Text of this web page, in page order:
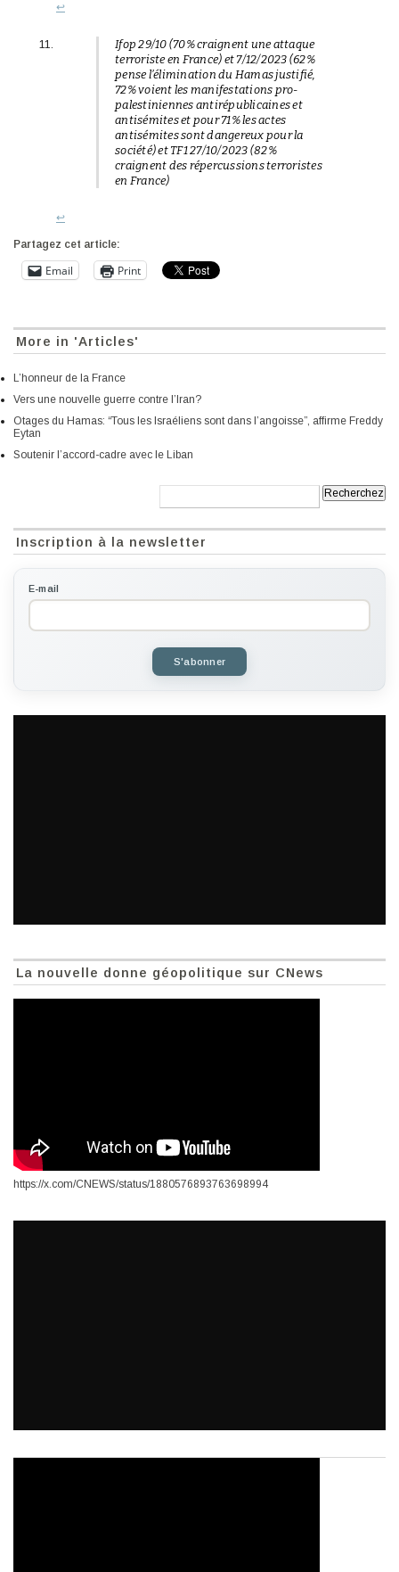
↩︎
Ifop 29/10 (70% craignent une attaque
terroriste en France) et 7/12/2023 (62%
pense l’élimination du Hamas justifié,
72% voient les manifestations pro-
palestiniennes antirépublicaines et
antisémites et pour 71% les actes
antisémites sont dangereux pour la
société) et TF1 27/10/2023 (82%
craignent des répercussions terroristes
en France)
↩︎
Partagez cet article:
Email Print
More in 'Articles'
L’honneur de la France
Vers une nouvelle guerre contre l’Iran?
Otages du Hamas: “Tous les Israéliens sont dans l’angoisse”, affirme Freddy
Eytan
Soutenir l’accord-cadre avec le Liban
Inscription à la newsletter
E-mail
S'abonner
La nouvelle donne géopolitique sur CNews
https://x.com/CNEWS/status/1880576893763698994